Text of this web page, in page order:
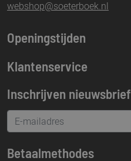
webshop@soeterboek.nl
Openingstijden
Maandag
Woensdag
Donderdag
Zaterdag
Klantenservice
Inschrijven nieuwsbrief
Betaalmethodes